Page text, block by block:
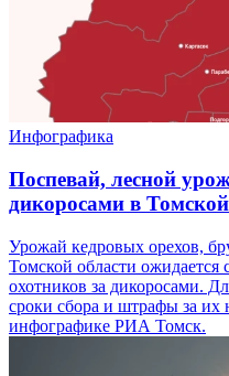
Инфографика
Поспевай, лесной
дикоросами в
Урожай кедровых орехов,
Томской области
охотников за дикоросами.
сроки сбора и штрафы за
инфографике РИА Томск.